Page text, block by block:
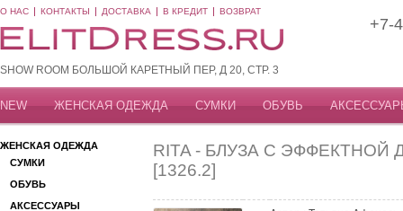
О НАС КОНТАКТЫ ДОСТАВКА В КРЕДИТ ВОЗВРАТ
SHOW ROOM БОЛЬШОЙ КАРЕТНЫЙ ПЕР, Д 20, СТР. 3
+7-
NEW ЖЕНСКАЯ ОДЕЖДА СУМКИ ОБУВЬ
ЖЕНСКАЯ ОДЕЖДА
СУМКИ
ОБУВЬ
АКСЕССУАРЫ
RITA - БЛУЗА С
[1326.2]